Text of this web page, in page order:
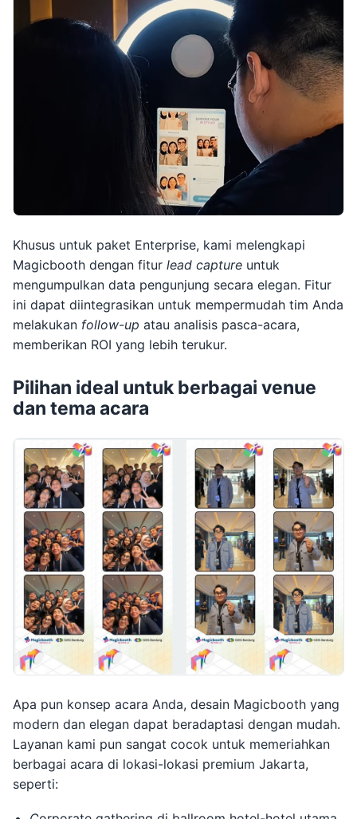
Khusus untuk paket Enterprise, kami melengkapi
Magicbooth dengan fitur lead capture untuk
mengumpulkan data pengunjung secara elegan. Fitur
ini dapat diintegrasikan untuk mempermudah tim Anda
melakukan follow-up atau analisis pasca-acara,
memberikan ROI yang lebih terukur.
Pilihan ideal untuk berbagai venue
dan tema acara
Apa pun konsep acara Anda, desain Magicbooth yang
modern dan elegan dapat beradaptasi dengan mudah.
Layanan kami pun sangat cocok untuk memeriahkan
berbagai acara di lokasi-lokasi premium Jakarta,
seperti: